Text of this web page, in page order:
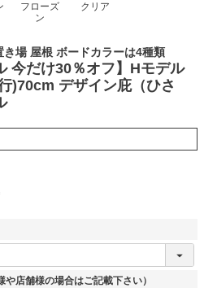
フローズ
ン
クリア
場 屋根 ボードカラーは4種類
今だけ30％オフ】Hモデル
)70cm デザイン庇（ひさ
店舗様の場合はご記載下さい）